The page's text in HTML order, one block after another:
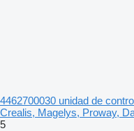
4462700030 unidad de
Crealis, Magelys, Proway,
5